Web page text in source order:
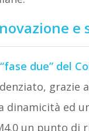
e
“fase due” del
grazie
dinamicità ed
un punto di